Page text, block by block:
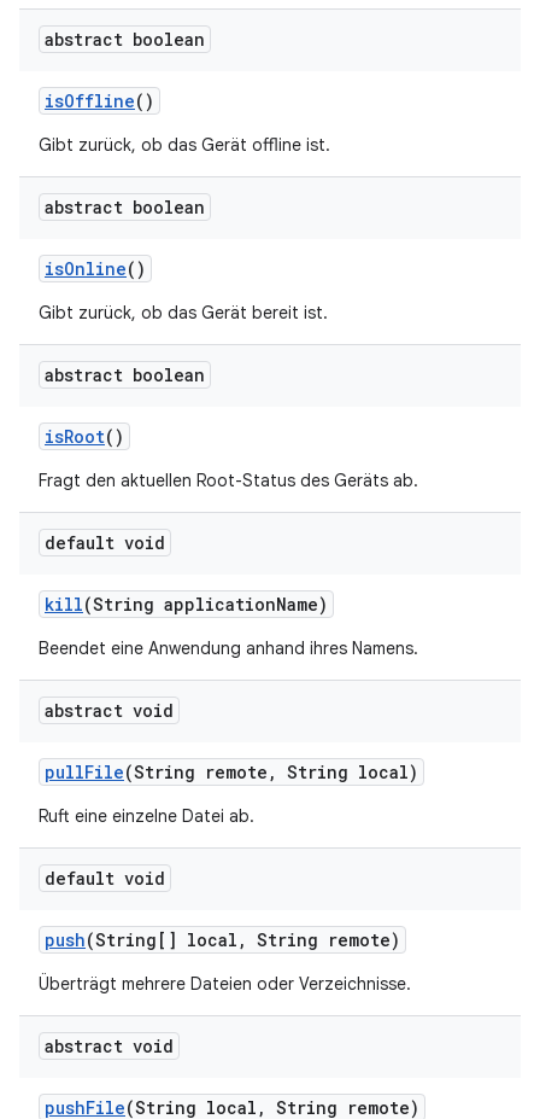
abstract boolean
isOffline()
Gibt zurück, ob das Gerät offline ist.
abstract boolean
isOnline()
Gibt zurück, ob das Gerät bereit ist.
abstract boolean
isRoot()
Fragt den aktuellen Root-Status des Geräts ab.
default void
kill(String applicationName)
Beendet eine Anwendung anhand ihres Namens.
abstract void
pullFile(String remote , String local)
Ruft eine einzelne Datei ab.
default void
push(String[] local , String remote)
Überträgt mehrere Dateien oder Verzeichnisse.
abstract void
pushFile(String local , String remote)